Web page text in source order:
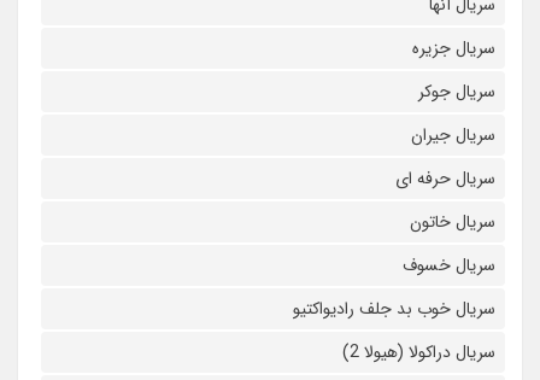
سریال جزیره
سریال جوکر
سریال جیران
سریال حرفه ای
سریال خاتون
سریال خسوف
سریال خوب بد جلف رادیواکتیو
سریال دراکولا (هیولا 2)